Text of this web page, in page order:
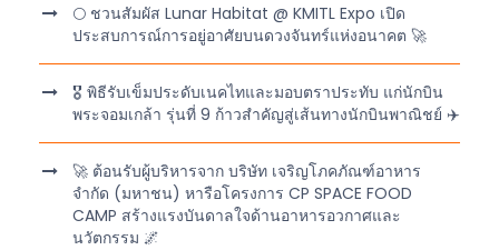
🌕 ชวนสัมผัส Lunar Habitat @ KMITL Expo เปิด
ประสบการณ์การอยู่อาศัยบนดวงจันทร์แห่งอนาคต 🚀
🎖️ พิธีรับเข็มประดับเนคไทและมอบตราประทับ แก่นักบิน
พระจอมเกล้า รุ่นที่ 9 ก้าวสำคัญสู่เส้นทางนักบินพาณิชย์ ✈️
🚀 ต้อนรับผู้บริหารจาก บริษัท เจริญโภคภัณฑ์อาหาร
จำกัด (มหาชน) หารือโครงการ CP SPACE FOOD
CAMP สร้างแรงบันดาลใจด้านอาหารอวกาศและ
นวัตกรรม 🌌